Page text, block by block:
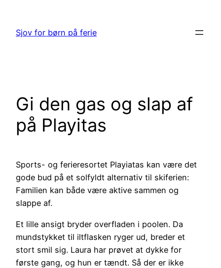
indhold
Sjov for børn på ferie
Gi den gas og slap af
på Playitas
Sports- og ferieresortet Playiatas kan være det
gode bud på et solfyldt alternativ til skiferien:
Familien kan både være aktive sammen og
slappe af.
Et lille ansigt bryder overfladen i poolen. Da
mundstykket til iltflasken ryger ud, breder et
stort smil sig. Laura har prøvet at dykke for
første gang, og hun er tændt. Så der er ikke